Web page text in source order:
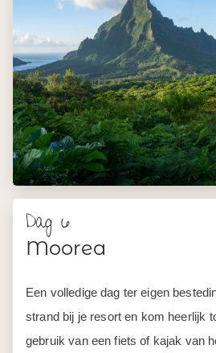
Dag 6
Moorea
Een volledige dag ter eigen
strand bij je resort en kom heerlijk
gebruik van een fiets of kajak van
omgeving te verkennen. Op